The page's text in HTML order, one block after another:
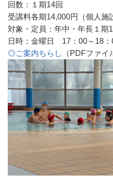
回数：１期14回
受講料各期14,000円（個人施
対象・定員：年中・年長１期
日時：金曜日 17：
◎ご案内ちらし （PDFファイ